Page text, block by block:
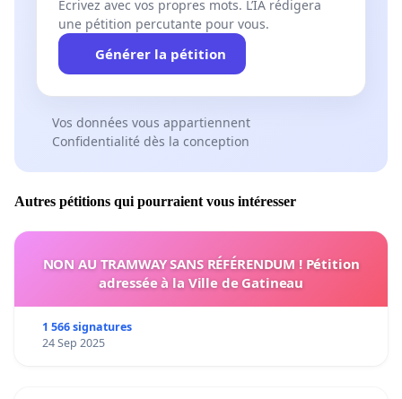
Écrivez avec vos propres mots. L’IA rédigera
une pétition percutante pour vous.
Générer la pétition
Vos données vous appartiennent
Confidentialité dès la conception
Autres pétitions qui pourraient vous intéresser
NON AU TRAMWAY SANS RÉFÉRENDUM ! Pétition
adressée à la Ville de Gatineau
1 566 signatures
24 Sep 2025